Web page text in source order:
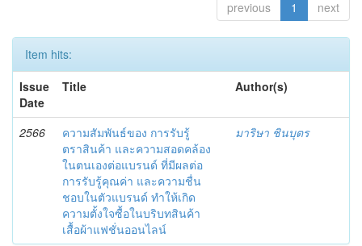
previous 1 next
Item hits:
Issue
Date
Title Author(s)
2566
ความสัมพันธ์ของ การรับรู้
ตราสินค้า และความสอดคล้อง
ในตนเองต่อแบรนด์ ที่มีผลต่อ
การรับรู้คุณค่า และความชื่น
ชอบในตัวแบรนด์ ทำให้เกิด
ความตั้งใจซื้อในบริบทสินค้า
เสื้อผ้าแฟชั่นออนไลน์
มาริษา ชินบุตร